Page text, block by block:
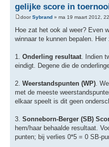
gelijke score in
doorSybrand » ma 19 maart 2012,
Hoe zat het ook al weer? Even
winnaar te kunnen bepalen.
1. Onderling resultaat. Indien
eindigt. Degene die de
2. Weerstandspunten (WP).
met de meeste
elkaar speelt is dit geen
3. Sonneborn-Berger (SB)
hem/haar behaalde resultaat.
punten; bij verlies 0*5 = 0 SB-